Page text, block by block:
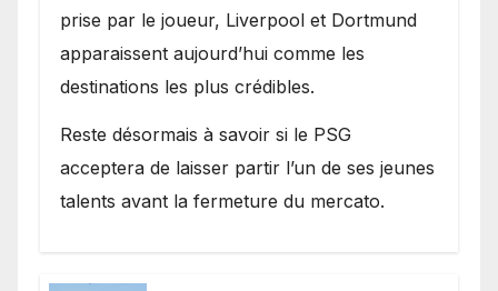
prise par le joueur, Liverpool et Dortmund
apparaissent aujourd’hui comme les
destinations les plus crédibles.
Reste désormais à savoir si le PSG
acceptera de laisser partir l’un de ses jeunes
talents avant la fermeture du mercato.